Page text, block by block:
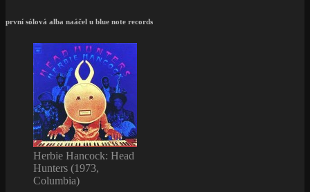
první sólová alba naáčel u blue note records
Herbie Hancock: Head
Hunters (1973,
Columbia)